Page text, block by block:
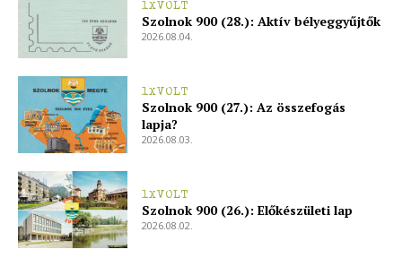
1XVOLT
Szolnok 900 (28.): Aktív bélyeggyűjtők
2026.08.04.
1XVOLT
Szolnok 900 (27.): Az összefogás
lapja?
2026.08.03.
1XVOLT
Szolnok 900 (26.): Előkészületi lap
2026.08.02.